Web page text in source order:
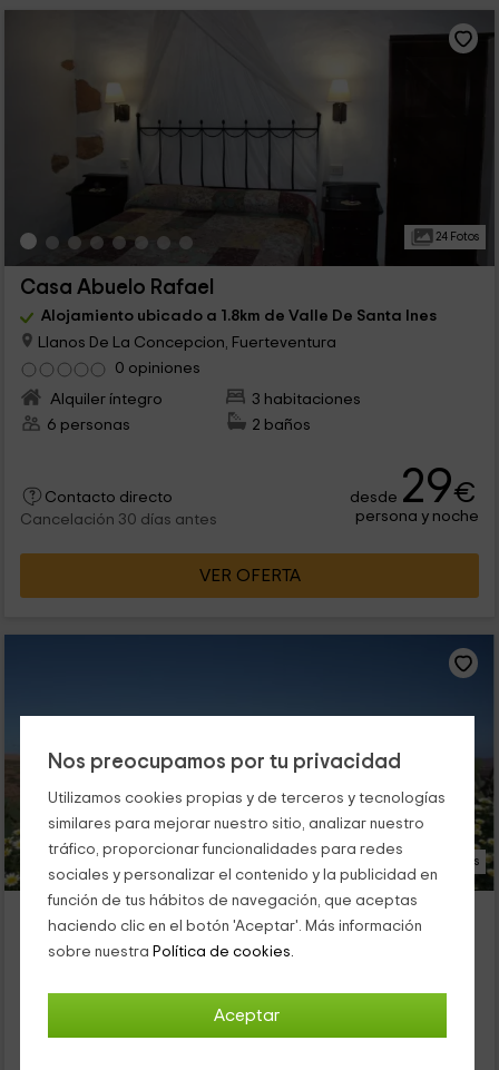
Nos preocupamos por tu privacidad
Utilizamos cookies propias y de terceros y tecnologías
similares para mejorar nuestro sitio, analizar nuestro
tráfico, proporcionar funcionalidades para redes
sociales y personalizar el contenido y la publicidad en
función de tus hábitos de navegación, que aceptas
haciendo clic en el botón 'Aceptar'. Más información
sobre nuestra Política de cookies.
Aceptar
24 Fotos
Casa Abuelo Rafael
Alojamiento ubicado a 1.8km de Valle De Santa Ines
Llanos De La Concepcion, Fuerteventura
0 opiniones
Alquiler íntegro
3 habitaciones
6 personas
2 baños
Contacto directo
Cancelación 30 días antes
desde 29€
persona y noche
VER OFERTA
24 Fotos
Casa de la Burra
0 opiniones
1 habitaciones